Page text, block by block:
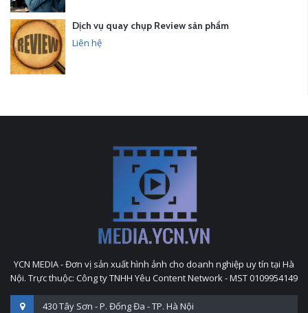
Dịch vụ quay chụp Review sản phẩm
Liên hệ
YCN MEDIA - Đơn vị sản xuất hình ảnh cho doanh nghiệp uy tín tại Hà
Nội. Trực thuộc: Công ty TNHH Yêu Content Network - MST 0109954149
430 Tây Sơn - P. Đống Đa - TP. Hà Nội